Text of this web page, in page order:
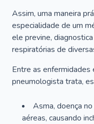
Assim, uma maneira
especialidade de um
ele previne,
respiratórias de
Entre as enfermidades
pneumologista trata,
Asma, doença
aéreas, causando